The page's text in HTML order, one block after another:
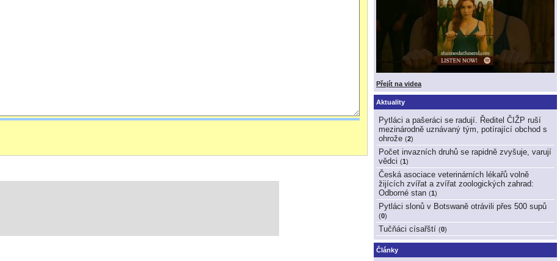
Přejít na videa
Aktuality
Pytláci a pašeráci se radují. Ředitel ČIŽP ruší
mezinárodně uznávaný tým, potírající obchod s
ohrože (2)
Počet invazních druhů se rapidně zvyšuje, varují
vědci (1)
Česká asociace veterinárních lékařů volně
žijících zvířat a zvířat zoologických zahrad:
Odborné stan (1)
Pytláci slonů v Botswaně otrávili přes 500 supů
(0)
Tučňáci císařští (0)
Články